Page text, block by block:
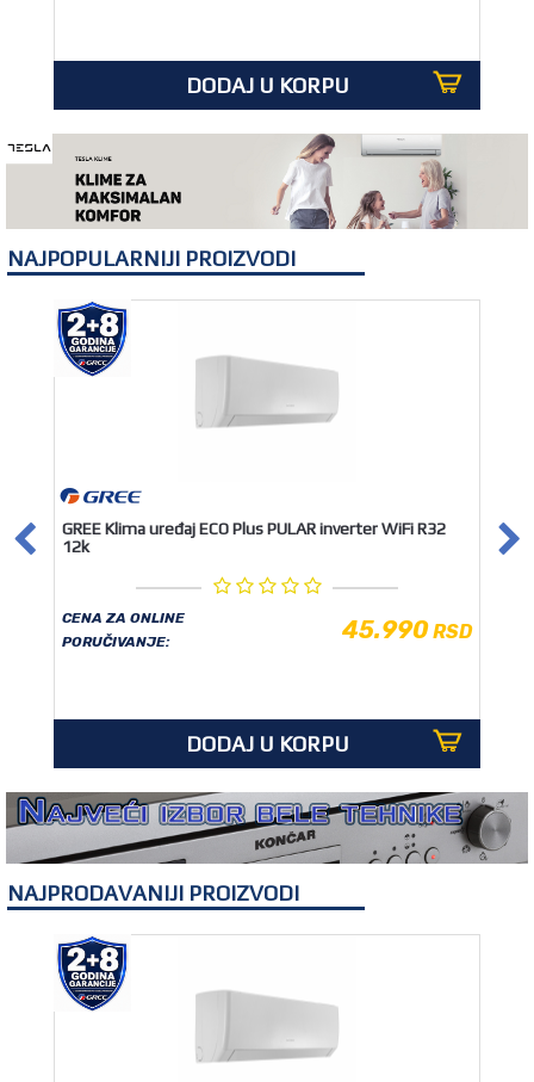
DODAJ U KORPU
NAJPOPULARNIJI PROIZVODI
GREE Klima uređaj ECO Plus PULAR inverter WiFi R32
12k
CENA ZA ONLINE
PORUČIVANJE:
45.990RSD
DODAJ U KORPU
NAJPRODAVANIJI PROIZVODI